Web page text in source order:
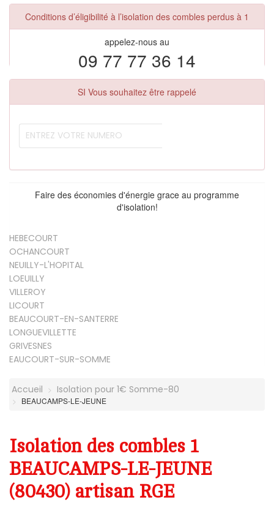
Conditions d’éligibilité à l’isolation des combles perdus à 1
appelez-nous au
09 77 77 36 14
SI Vous souhaitez être rappelé
Faire des économies d'énergie grace au programme
d'isolation!
HEBECOURT
OCHANCOURT
NEUILLY-L'HOPITAL
LOEUILLY
VILLEROY
LICOURT
BEAUCOURT-EN-SANTERRE
LONGUEVILLETTE
GRIVESNES
EAUCOURT-SUR-SOMME
Accueil Isolation pour 1€ Somme-80
BEAUCAMPS-LE-JEUNE
Isolation des combles 1
BEAUCAMPS-LE-JEUNE
(80430) artisan RGE